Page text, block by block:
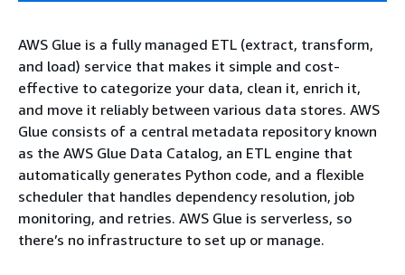
AWS Glue is a fully managed ETL (extract, transform,
and load) service that makes it simple and cost-
effective to categorize your data, clean it, enrich it,
and move it reliably between various data stores. AWS
Glue consists of a central metadata repository known
as the AWS Glue Data Catalog, an ETL engine that
automatically generates Python code, and a flexible
scheduler that handles dependency resolution, job
monitoring, and retries. AWS Glue is serverless, so
there’s no infrastructure to set up or manage.